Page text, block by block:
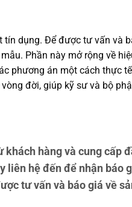
tín dụng. Để được tư vấn và
Phần này mở rộng về
phương án một cách thực
đời, giúp kỹ sư và bộ
khách hàng và cung cấp
liên hệ đến để nhận báo
tư vấn và báo giá về